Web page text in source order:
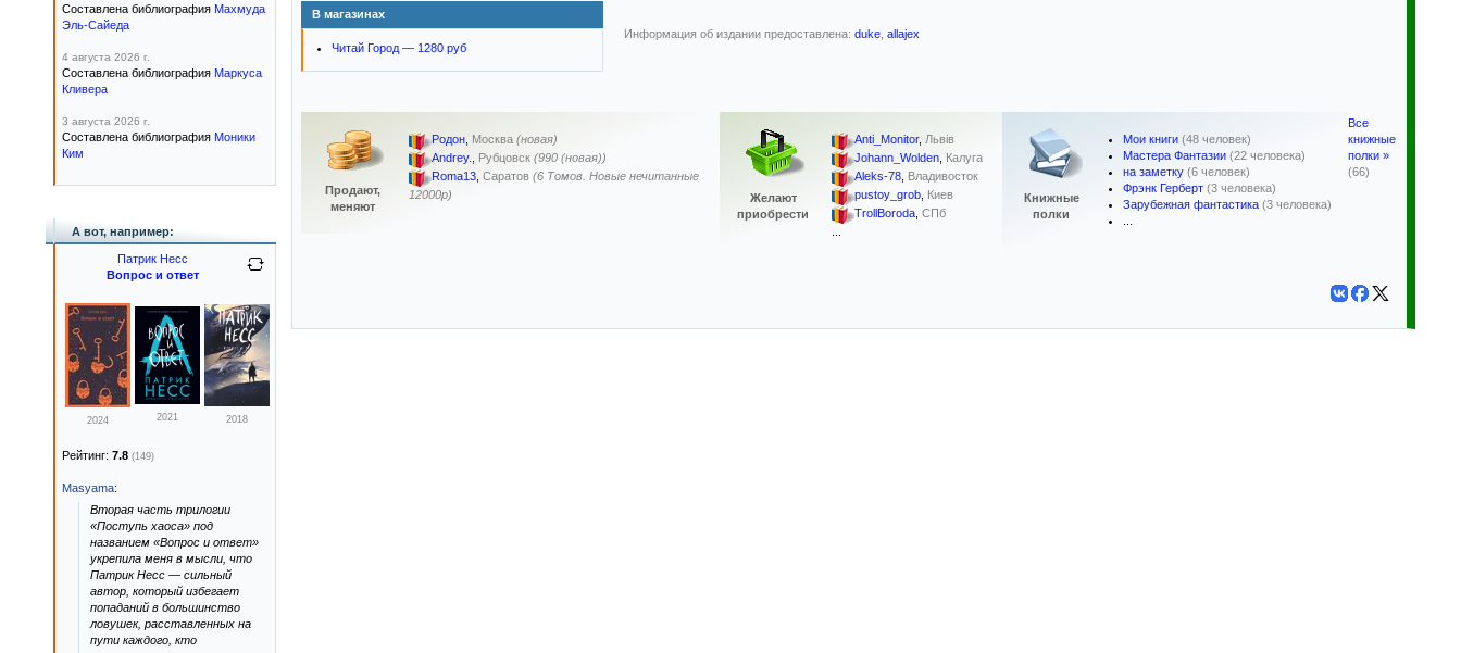
В магазинах
Читай Город — 1280 руб
Информация об издании предоставлена: duke allajex
Продают,
меняют
Родон, Москва (новая)
Andrey., Рубцовск (990 (новая))
Roma13, Саратов (6 Томов. Новые нечитанные
12000р)
Желают
приобрести
Anti_Monitor, Львів
Johann_Wolden, Калуга
Aleks-78, Владивосток
pustoy_grob, Киев
TrollBoroda, СПб
Книжные
полки
Мои книги (48 человек)
Мастера Фантазии (22 человека)
на заметку (6 человек)
Фрэнк Герберт (3 человека)
Зарубежная фантастика (3 человека)
Все
книжные
полки »
(66)
Составлена библиография Махмуда
Эль-Сайеда
4 августа 2026 г.
Составлена библиография Маркуса
Кливера
3 августа 2026 г.
Составлена библиография Моники
Ким
А вот, например:
Патрик Несс
Вопрос и ответ
2024 2021 2018
Рейтинг: 7.8 (149)
Masyama:
Вторая часть трилогии
«Поступь хаоса» под
названием «Вопрос и ответ»
укрепила меня в мысли, что
Патрик Несс — сильный
автор, который избегает
попаданий в большинство
ловушек, расставленных на
пути каждого, кто